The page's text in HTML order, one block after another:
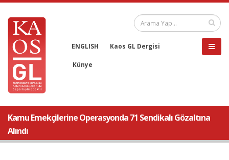
ENGLISH Kaos GL Dergisi
Künye
Kamu Emekçilerine Operasyonda 71 Sendikalı Gözaltına
Alındı